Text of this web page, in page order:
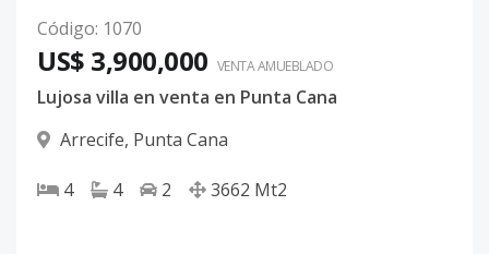
Código: 1070
US$ 3,900,000 VENTA AMUEBLADO
Lujosa villa en venta en Punta Cana
Arrecife, Punta Cana
4 4 2 3662 Mt2